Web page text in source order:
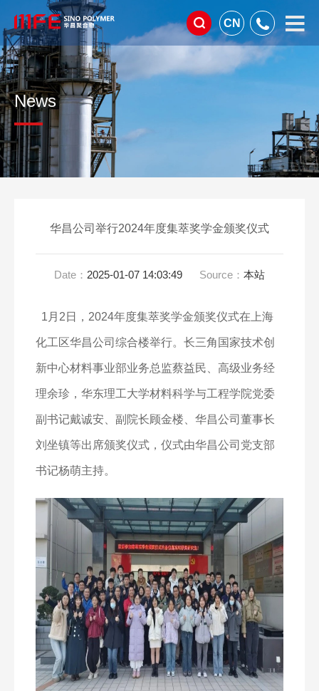
CN
News
华昌公司举行2024年度集萃奖学金颁奖仪式
Date： 2025-01-07 14:03:49 Source： 本站
1 月 2 日， 2024年度集萃奖学金颁奖仪式在上海
化工区华昌公司综合楼举行。长三角国家技术创
新中心材料事业部业务总监蔡益民、高级业务经
理余珍，华东理工大学材料科学与工程学院党委
副书记戴诚安、副院长顾金楼、华昌公司董事长
刘坐镇等出席颁奖仪式，仪式由华昌公司党支部
书记杨萌主持。